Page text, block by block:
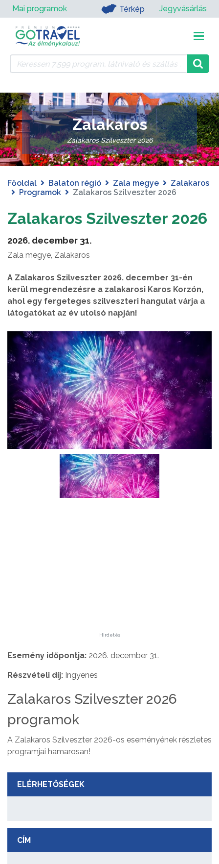
Mai programok Térkép Jegyvásárlás
Zalakaros
Zalakaros Szilveszter 2026
Főoldal Balaton régió Zala megye
Zalakaros
Programok
Zalakaros Szilveszter 2026
Zalakaros Szilveszter 2026
2026. december 31.
Zala megye, Zalakaros
A Zalakaros Szilveszter 2026. december 31-én
kerül megrendezésre a zalakarosi Karos Korzón,
ahol egy fergeteges szilveszteri hangulat várja a
látogatókat az év utolsó napján!
Hirdetés
Esemény időpontja: 2026. december 31.
Részvételi díj: Ingyenes
Zalakaros Szilveszter 2026
programok
A Zalakaros Szilveszter 2026-os eseményének részletes
programjai hamarosan!
ELÉRHETŐSÉGEK
CÍM